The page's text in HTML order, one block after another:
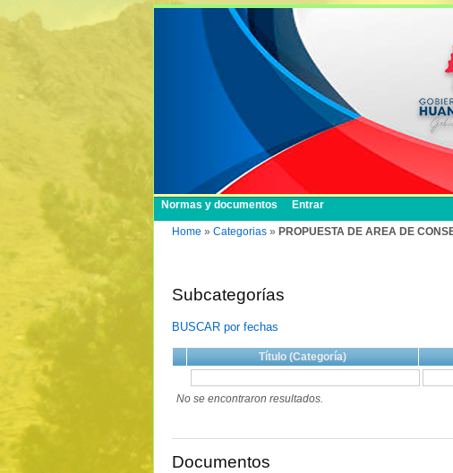
Normas y documentos Entrar
Home » Categorias » PROPUESTA DE AREA DE
Subcategorías
BUSCAR por fechas
Título (Categoría)
No se encontraron resultados.
Documentos